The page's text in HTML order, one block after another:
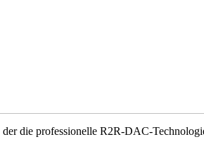
die professionelle R2R-DAC-